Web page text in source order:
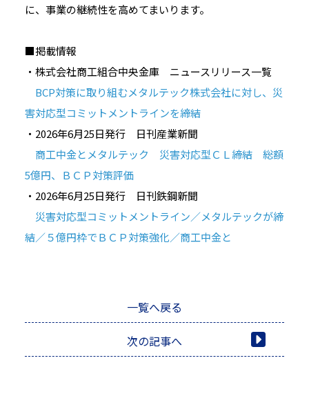
に、事業の継続性を高めてまいります。
■掲載情報
・株式会社商工組合中央金庫 ニュースリリース一覧
BCP対策に取り組むメタルテック株式会社に対し、災
害対応型コミットメントラインを締結
・2026年6月25日発行 日刊産業新聞
商工中金とメタルテック 災害対応型ＣＬ締結 総額
5億円、ＢＣＰ対策評価
・2026年6月25日発行 日刊鉄鋼新聞
災害対応型コミットメントライン／メタルテックが締
結／５億円枠でＢＣＰ対策強化／商工中金と
一覧へ戻る
次の記事へ